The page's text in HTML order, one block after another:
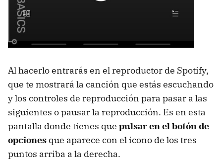
Al hacerlo entrarás en el reproductor de Spotify,
que te mostrará la canción que estás escuchando
y los controles de reproducción para pasar a las
siguientes o pausar la reproducción. Es en esta
pantalla donde tienes que pulsar en el botón de
opciones que aparece con el icono de los tres
puntos arriba a la derecha.